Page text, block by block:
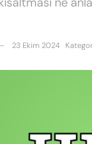
23 Ekim 2024